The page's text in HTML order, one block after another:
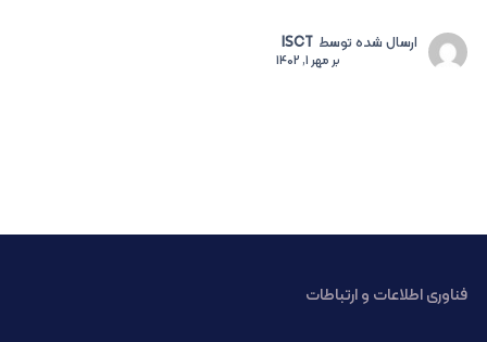
ارسال شده توسط ISCT
برمهر 1, 1402
فناوری اطلاعات و ارتباطات